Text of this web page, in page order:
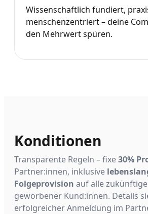
Wissenschaftlich fundiert,
menschenzentriert – deine
den Mehrwert spüren.
Konditionen
Transparente Regeln – fixe30%
Partner:innen, inklusive
Folgeprovision auf alle
geworbener Kund:innen. Details
erfolgreicher Anmeldung im